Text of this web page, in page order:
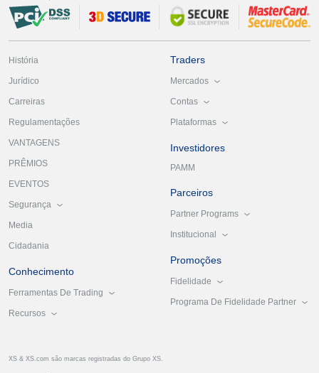
História
Jurídico
Carreiras
Regulamentações
VANTAGENS
PRÊMIOS
EVENTOS
Segurança
Media
Cidadania
Conhecimento
Ferramentas De Trading
Recursos
Traders
Mercados
Contas
Plataformas
Investidores
PAMM
Parceiros
Partner Programs
Institucional
Promoções
Fidelidade
Programa De Fidelidade Partner
XS & XS.com são marcas registradas do Grupo XS.